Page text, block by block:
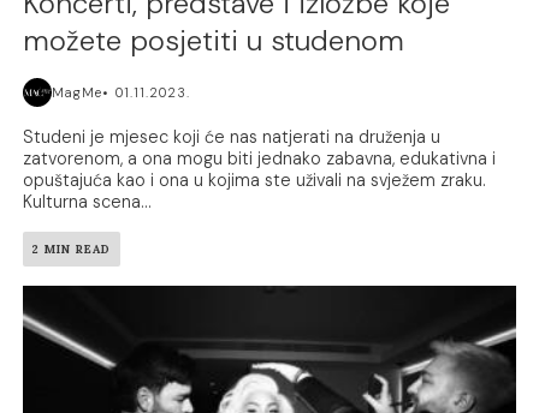
možete posjetiti u studenom
MagMe 01.11.2023.
Studeni je mjesec koji će nas natjerati na druženja u
zatvorenom, a ona mogu biti jednako zabavna, edukativna i
opuštajuća kao i ona u kojima ste uživali na svježem zraku.
Kulturna scena...
2 MIN READ